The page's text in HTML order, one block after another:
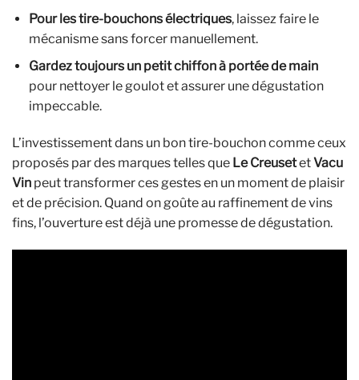
Pour les tire-bouchons électriques, laissez faire le
mécanisme sans forcer manuellement.
Gardez toujours un petit chiffon à portée de main
pour nettoyer le goulot et assurer une dégustation
impeccable.
L’investissement dans un bon tire-bouchon comme ceux
proposés par des marques telles que Le CreusetetVacu
Vin peut transformer ces gestes en un moment de plaisir
et de précision. Quand on goûte au raffinement de vins
fins, l’ouverture est déjà une promesse de dégustation.